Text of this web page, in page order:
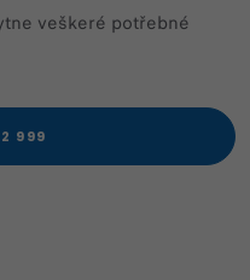
veškeré potřebné
999